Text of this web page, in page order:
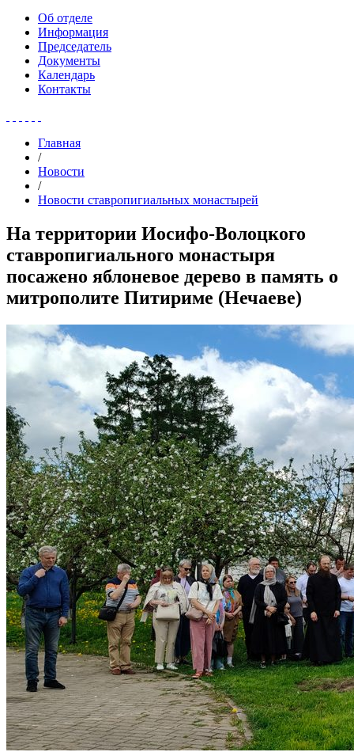
Об отделе
Информация
Председатель
Документы
Календарь
Контакты
Главная
/
Новости
/
Новости ставропигиальных монастырей
На территории Иосифо-Волоцкого
ставропигиального монастыря
посажено яблоневое дерево в память о
митрополите Питириме (Нечаеве)